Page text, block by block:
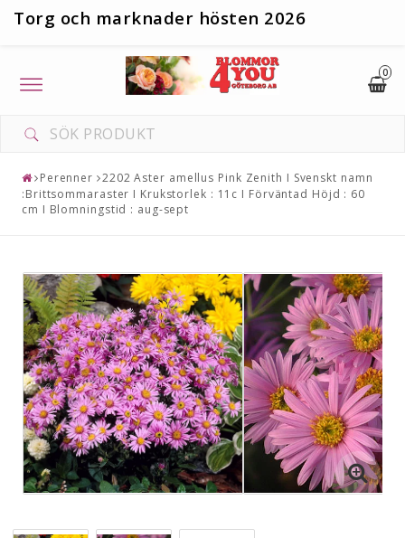
Torg och marknader hösten 2026
0
Toggle
navigation
Perenner
2202 Aster amellus Pink Zenith I Svenskt namn
:Brittsommaraster I Krukstorlek : 11c I Förväntad Höjd : 60
cm I Blomningstid : aug-sept